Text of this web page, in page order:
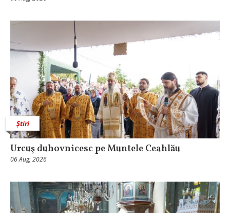
Știri
Urcuş duhovnicesc pe Muntele Ceahlău
06 Aug, 2026